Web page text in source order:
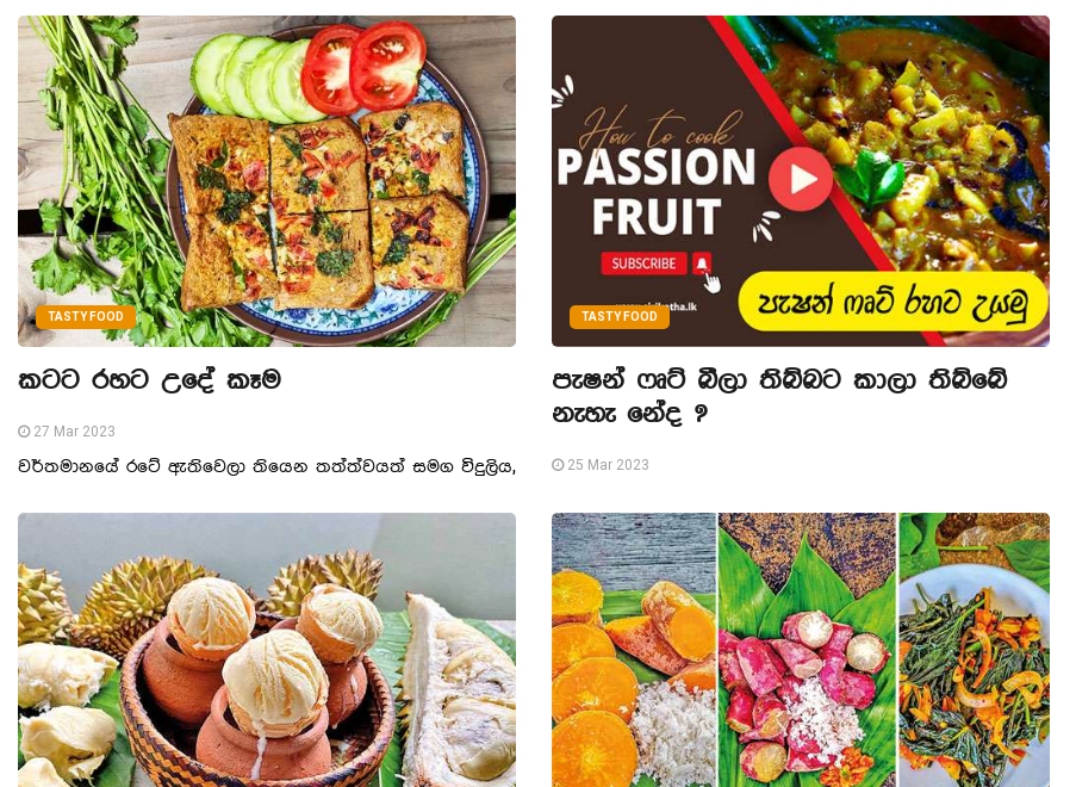
TASTY FOOD
කටට රහට උදේ කෑම
27 Mar 2023
වර්තමානයේ රටේ ඇතිවෙලා තියෙන තත්ත්වයත් සමග විදුලිය,
TASTY FOOD
පැෂන් ෆෘට් බීලා තිබ්බට කාලා තිබ්බේ
නැහැ නේද ?
25 Mar 2023